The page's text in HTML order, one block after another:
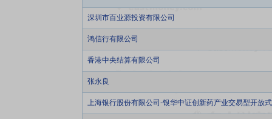
深圳市百业源投资有限公司
鸿信行有限公司
香港中央结算有限公司
张永良
上海银行股份有限公司-银华中证创新药产业交易型开放